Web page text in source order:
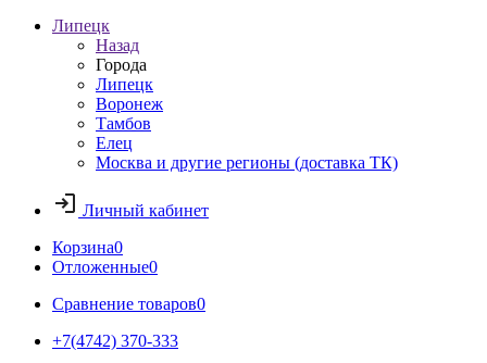
Липецк
Назад
Города
Липецк
Воронеж
Тамбов
Елец
Москва и другие регионы (доставка ТК)
Личный кабинет
Корзина0
Отложенные0
Сравнение товаров0
+7(4742) 370-333